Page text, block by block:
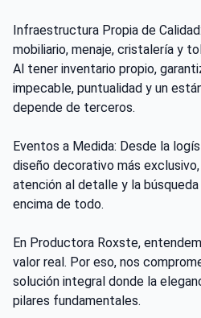
Infraestructura Propia de
mobiliario, menaje, cristalería y
Al tener inventario propio,
impecable, puntualidad y un
depende de terceros.
Eventos a Medida: Desde la
diseño decorativo más
atención al detalle y la
encima de todo.
En Productora Roxste,
valor real. Por eso, nos
solución integral donde la
pilares fundamentales.